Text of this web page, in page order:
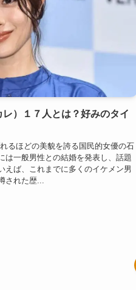
）１７人とは？好みのタイ
るほどの美貌を誇る国民的女優の石
は一般男性との結婚を発表し、話題
えば、これまでに多くのイケメン男
された歴...